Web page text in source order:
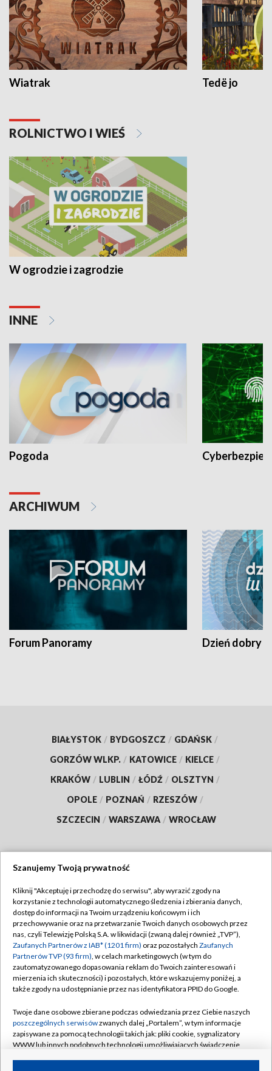
Wiatrak Tedë jo
ROLNICTWO I WIEŚ
W ogrodzie i zagrodzie
INNE
Pogoda
ARCHIWUM
Forum Panoramy Dzień dobry
BIAŁYSTOK / BYDGOSZCZ / GDAŃSK /
GORZÓW WLKP. / KATOWICE / KIELCE /
KRAKÓW / LUBLIN / ŁÓDŹ / OLSZTYN /
OPOLE / POZNAŃ / RZESZÓW /
SZCZECIN / WARSZAWA / WROCŁAW
TVP
Abonament TVP
Emisja w TVP
Centrum informacji TVP
Naziemna Telewizja Cyfrowa
Rada Programowa
System NOS
Informacje o nadawcy
Regulamin TVP
Polityka prywatności
Moje zgody
Pomoc
Kontakt
Kanały
Szanujemy Twoją prywatność
Kliknij "Akceptuję i przechodzę do serwisu", aby wyrazić zgody na
korzystanie z technologii automatycznego śledzenia i zbierania danych,
dostęp do informacji na Twoim urządzeniu końcowym i ich
przechowywanie oraz na przetwarzanie Twoich danych osobowych przez
nas, czyli Telewizję Polską S.A. w likwidacji (zwaną dalej również „TVP”),
Zaufanych Partnerów z IAB* (1201 firm) oraz pozostałych Zaufanych
Partnerów TVP (93 firm), w celach marketingowych (w tym do
zautomatyzowanego dopasowania reklam do Twoich zainteresowań i
mierzenia ich skuteczności) i pozostałych, które wskazujemy poniżej, a
także zgody na udostępnianie przez nas identyfikatora PPID do Google.
Twoje dane osobowe zbierane podczas odwiedzania przez Ciebie naszych
poszczególnych serwisówzwanych dalej „Portalem”, w tym informacje
zapisywane za pomocą technologii takich jak: pliki cookie, sygnalizatory
WWW lub innych podobnych technologii umożliwiających świadczenie